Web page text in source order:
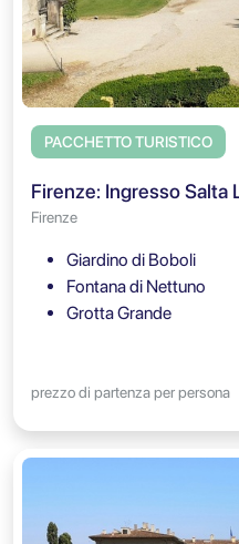
PACCHETTO TURISTICO
Firenze
Giardino di Boboli
Fontana di Nettuno
Grotta Grande
prezzo di partenza per persona